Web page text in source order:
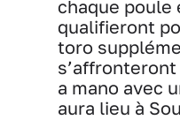
chaque poule
qualifieront
toro
s’affronteront
a mano avec
aura lieu à